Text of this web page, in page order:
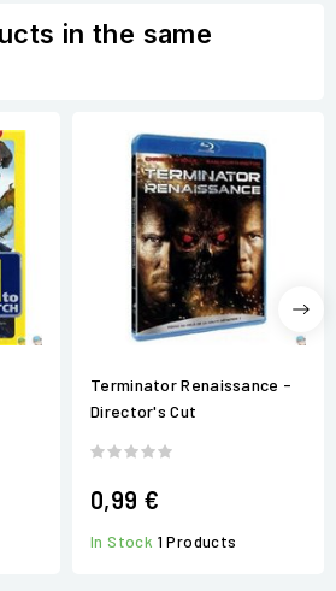
in the same
Terminator Renaissance -
Director's Cut
0,99 €
In Stock 1 Products